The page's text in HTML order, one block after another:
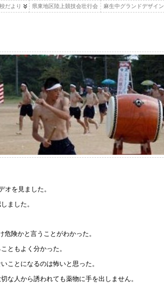
だより 県東地区陸上競技会壮行会 麻生中グランドデザイン
を見ました。
ました。
危険かと言うことがわかった。
ともよく分かった。
ことになるのは怖いと思った。
な人から誘われても薬物に手を出しません。